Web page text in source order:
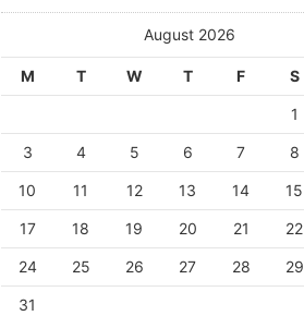
August 2026
M T W T F S
1
3 4 5 6 7 8
10 11 12 13 14 15
17 18 19 20 21 22
24 25 26 27 28 29
31